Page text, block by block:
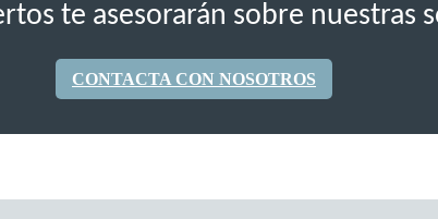
te asesorarán sobre nuestras
CONTACTA CON NOSOTROS